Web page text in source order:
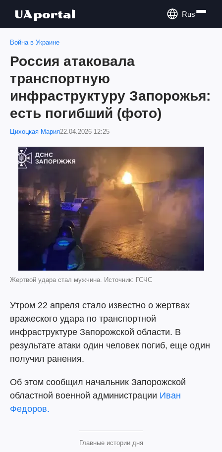
Rus
Война в Украине
Россия атаковала
транспортную
инфраструктуру Запорожья:
есть погибший (фото)
Цихоцкая Мария22.04.2026 12:25
Жертвой удара стал мужчина. Источник: ГСЧС
Утром 22 апреля стало известно о жертвах
вражеского удара по транспортной
инфраструктуре Запорожской области. В
результате атаки один человек погиб, еще один
получил ранения.
Об этом сообщил начальник Запорожской
областной военной администрации Иван
Федоров.
Главные истории дня